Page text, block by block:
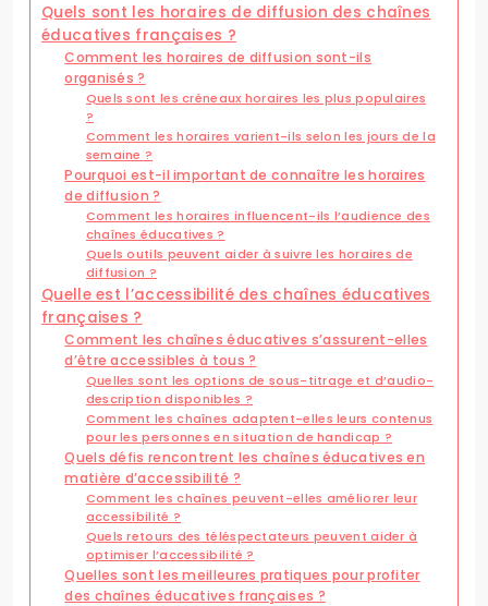
Quels sont les horaires de diffusion des chaînes
éducatives françaises ?
Comment les horaires de diffusion sont-ils
organisés ?
Quels sont les créneaux horaires les plus populaires
?
Comment les horaires varient-ils selon les jours de la
semaine ?
Pourquoi est-il important de connaître les horaires
de diffusion ?
Comment les horaires influencent-ils l’audience des
chaînes éducatives ?
Quels outils peuvent aider à suivre les horaires de
diffusion ?
Quelle est l’accessibilité des chaînes éducatives
françaises ?
Comment les chaînes éducatives s’assurent-elles
d’être accessibles à tous ?
Quelles sont les options de sous-titrage et d’audio-
description disponibles ?
Comment les chaînes adaptent-elles leurs contenus
pour les personnes en situation de handicap ?
Quels défis rencontrent les chaînes éducatives en
matière d’accessibilité ?
Comment les chaînes peuvent-elles améliorer leur
accessibilité ?
Quels retours des téléspectateurs peuvent aider à
optimiser l’accessibilité ?
Quelles sont les meilleures pratiques pour profiter
des chaînes éducatives françaises ?